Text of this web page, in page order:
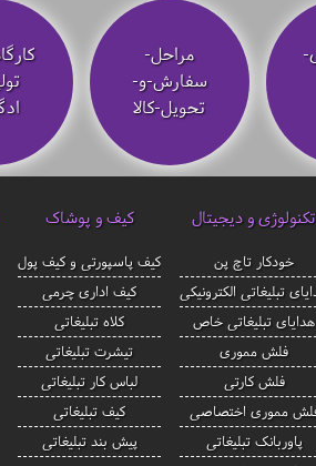
مراحل-
سفارش-و-
تحویل-کالا
تکنولوژی و دیجیتال
خودکار تاچ پن
تبلیغاتی الکترونیکی
هدایای تبلیغاتی خاص
فلش مموری
فلش کارتی
مموری اختصاصی
پاوربانک تبلیغاتی
کیف و پوشاک
کیف پاسپورتی و کیف پول
کیف اداری چرمی
کلاه تبلیغاتی
تیشرت تبلیغاتی
لباس کار تبلیغاتی
کیف تبلیغاتی
پیش بند تبلیغاتی